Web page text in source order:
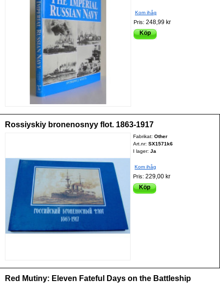
Kom ihåg
Pris: 248,99 kr
Köp
Rossiyskiy bronenosnyy flot. 1863-1917
Fabrikat:Other
Art.nr:SX1571k6
I lager: Ja
Kom ihåg
Pris:229,00 kr
Köp
Red Mutiny: Eleven Fateful Days on the Battleship